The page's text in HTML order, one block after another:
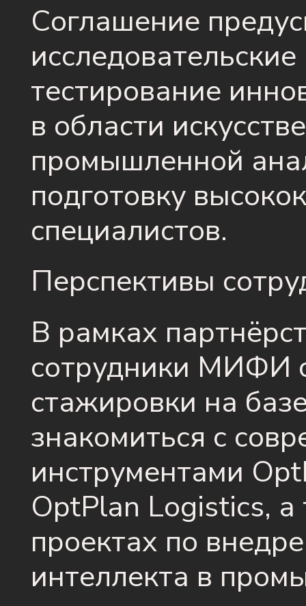
Соглашение
тестирование
в области
промышленной
подготовку
специалистов.
Перспективы
В рамках
сотрудники МИФИ
стажировки на
знакомиться с
инструментами
OptPlan Logistics, а
проектах по
интеллекта в